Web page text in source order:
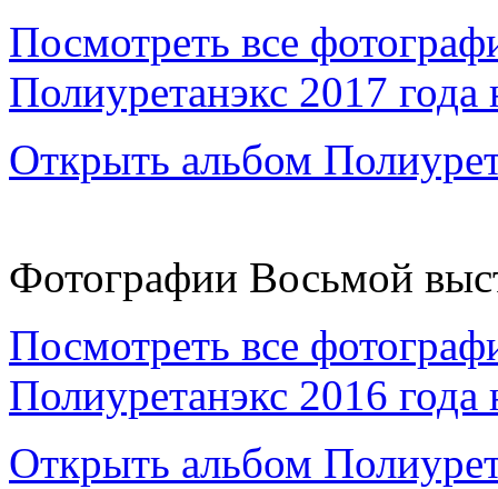
Посмотреть все
Полиуретанэкс 2017 года
Открыть альбом
Фотографии Восьмой
Посмотреть все
Полиуретанэкс 2016 года
Открыть альбом